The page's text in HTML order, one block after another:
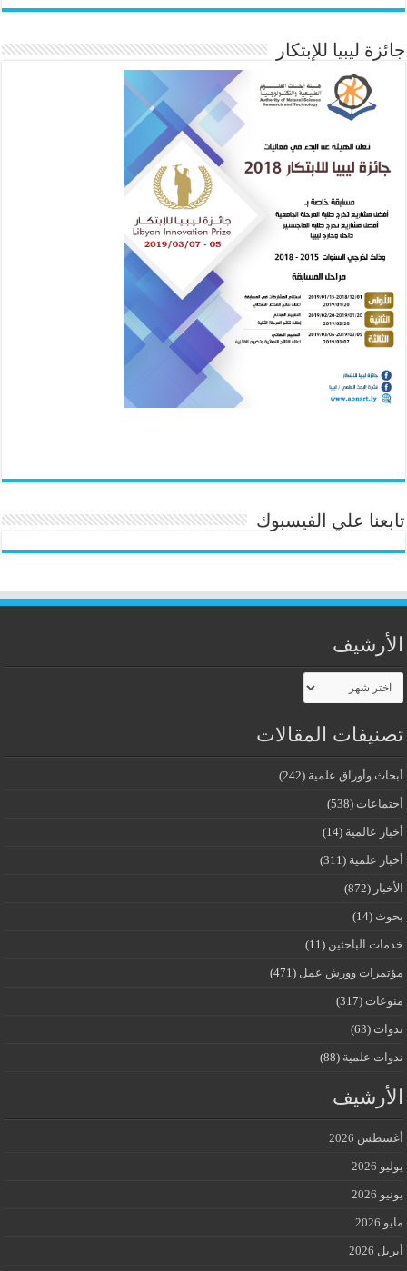
جائزة ليبيا للإبتكار
تابعنا علي الفيسبوك
الأرشيف
الأرشيف
تصنيفات المقالات
أبحاث وأوراق علمية (242)
أجتماعات (538)
أخبار عالمية (14)
أخبار علمية (311)
الأخبار (872)
بحوث (14)
خدمات الباحثين (11)
مؤتمرات وورش عمل (471)
منوعات (317)
ندوات (63)
ندوات علمية (88)
الأرشيف
أغسطس 2026
يوليو 2026
يونيو 2026
مايو 2026
أبريل 2026